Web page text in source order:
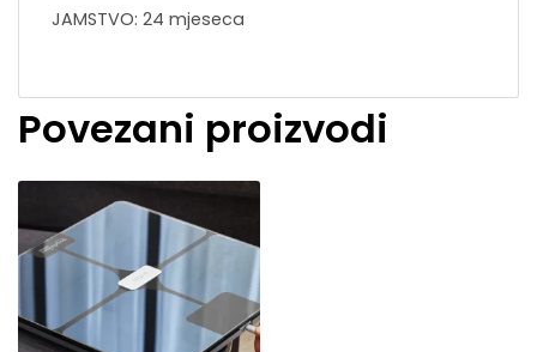
JAMSTVO: 24 mjeseca
Povezani proizvodi